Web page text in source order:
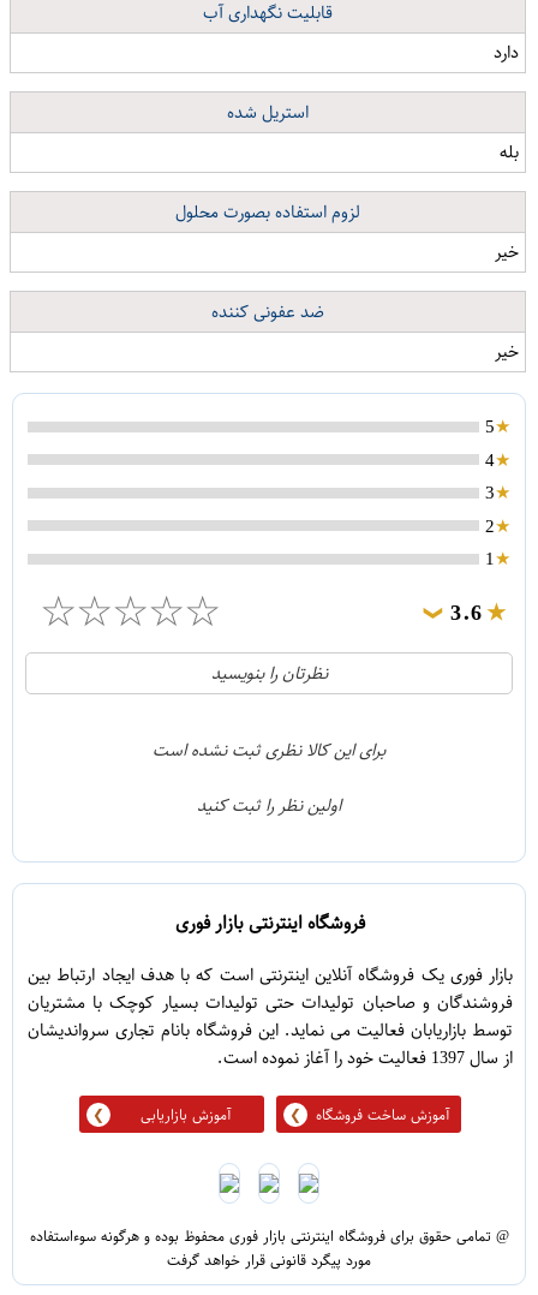
قابلیت نگهداری آب
دارد
استریل شده
بله
لزوم استفاده بصورت محلول
خیر
ضد عفونی کننده
خیر
5
4
3
2
1
3.6
❯
☆
☆
☆
☆
☆
2
0
نظرتان را بنویسید
برای این کالا نظری ثبت نشده است
اولین نظر را ثبت کنید
فروشگاه اینترنتی بازار فوری
بازار فوری یک فروشگاه آنلاین اینترنتی است که با هدف ایجاد ارتباط بین
فروشندگان و صاحبان تولیدات حتی تولیدات بسیار کوچک با مشتریان
توسط بازاریابان فعالیت می نماید. این فروشگاه بانام تجاری سرواندیشان
از سال 1397 فعالیت خود را آغاز نموده است.
آموزش ساخت فروشگاه آموزش بازاریابی
@ تمامی حقوق برای فروشگاه اینترنتی بازار فوری محفوظ بوده و هرگونه سوءاستفاده
مورد پیگرد قانونی قرار خواهد گرفت